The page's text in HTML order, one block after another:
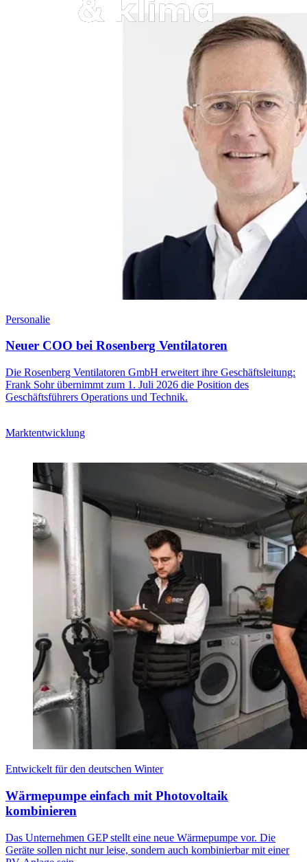
Personalie
Neuer COO bei Rosenberg Ventilatoren
Die Rosenberg Ventilatoren GmbH erweitert ihre Geschäftsleitung:
Frank Sohr übernimmt zum 1. Juli 2026 die Position des
Geschäftsführers Operations und Technik.
Marktentwicklung
Entwickelt für den deutschen Winter
Wärmepumpe einfach mit Photovoltaik
kombinieren
Das Unternehmen GEP stellt eine neue Wärmepumpe vor. Die
Geräte sollen nicht nur leise, sondern auch kombinierbar mit einer